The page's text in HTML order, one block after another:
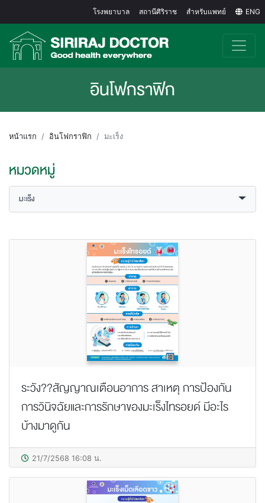
โรงพยาบาล สถานีศิริราช สำหรับแพทย์ ENG
อินโฟกราฟิก
หน้าแรก อินโฟกราฟิก มะเร็ง
หมวดหมู่
มะเร็ง
ระวัง??สัญญาณเตือนอาการ สาเหตุ การป้องกัน
การวินิจฉัยและการรักษาของมะเร็งไทรอยด์ มีอะไร
บ้างมาดูกัน
21/7/2568 16:08 น.